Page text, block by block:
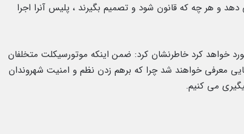
و هر چه که قانون شود و تصمیم بگیرند ، پلیس آنرا اجرا
خواهد کرد خاطرنشان کرد: ضمن اینکه موتورسیکلت متخلفان
معرفی خواهند شد چرا که برهم زدن نظم و امنیت شهروندان
می کنیم.